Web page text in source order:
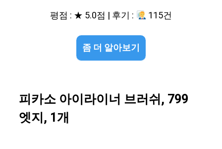
평점 : ★ 5.0점 | 후기 : 115건
좀 더 알아보기
피카소 아이라이너 브러쉬, 799
엣지, 1개